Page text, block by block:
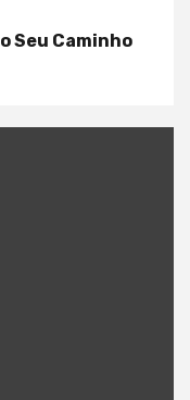
Seu Caminho